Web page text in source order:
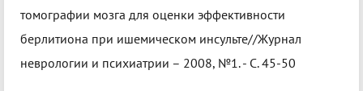
томографии мозга для оценки эффективности
берлитиона при ишемическом инсульте//Журнал
неврологии и психиатрии – 2008, №1. - С. 45-50